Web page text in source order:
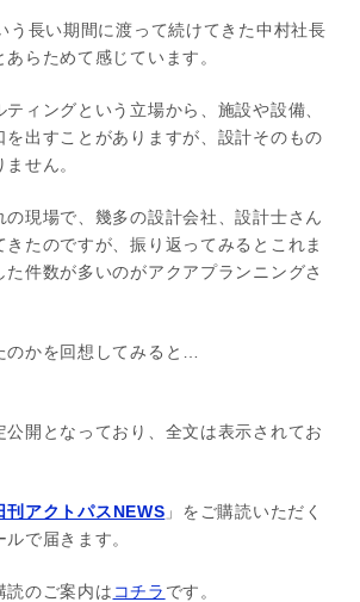
う長い期間に渡って続けてきた中村社長
らためて感じています。
ィングという立場から、施設や設備、
を出すことがありますが、設計そのもの
せん。
の現場で、幾多の設計会社、設計士さん
きたのですが、振り返ってみるとこれま
た件数が多いのがアクアプランニングさ
のかを回想してみると…
公開となっており、全文は表示されてお
刊アクトパスNEWS 」をご購読いただく
で届きます。
読のご案内は コチラ です。